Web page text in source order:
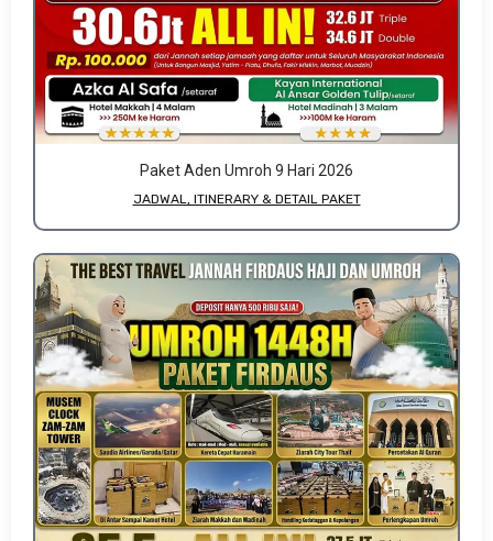
Paket Aden Umroh 9 Hari 2026
JADWAL, ITINERARY & DETAIL PAKET